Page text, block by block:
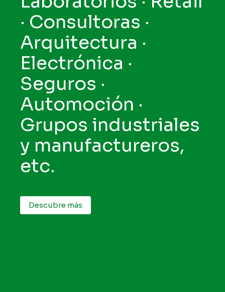
· Consultoras ·
Arquitectura ·
Electrónica ·
Seguros ·
Automoción ·
Grupos industriales
y manufactureros,
etc.
Descubre más